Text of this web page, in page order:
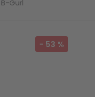
Gurl
- 53 %